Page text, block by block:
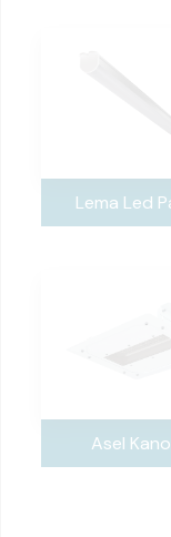
Lema Led
Asel